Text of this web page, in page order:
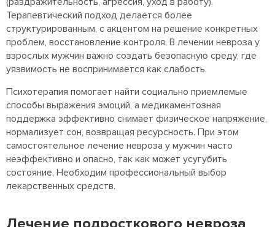
Терапевтический подход делается более
структурированным, с акцентом на решение конкретных
проблем, восстановление контроля. В лечении невроза у
взрослых мужчин важно создать безопасную среду, где
уязвимость не воспринимается как слабость.
Психотерапия помогает найти социально приемлемые
способы выражения эмоций, а медикаментозная
поддержка эффективно снимает физическое напряжение,
нормализует сон, возвращая ресурсность. При этом
самостоятельное лечение невроза у мужчин часто
неэффективно и опасно, так как может усугубить
состояние. Необходим профессиональный выбор
лекарственных средств.